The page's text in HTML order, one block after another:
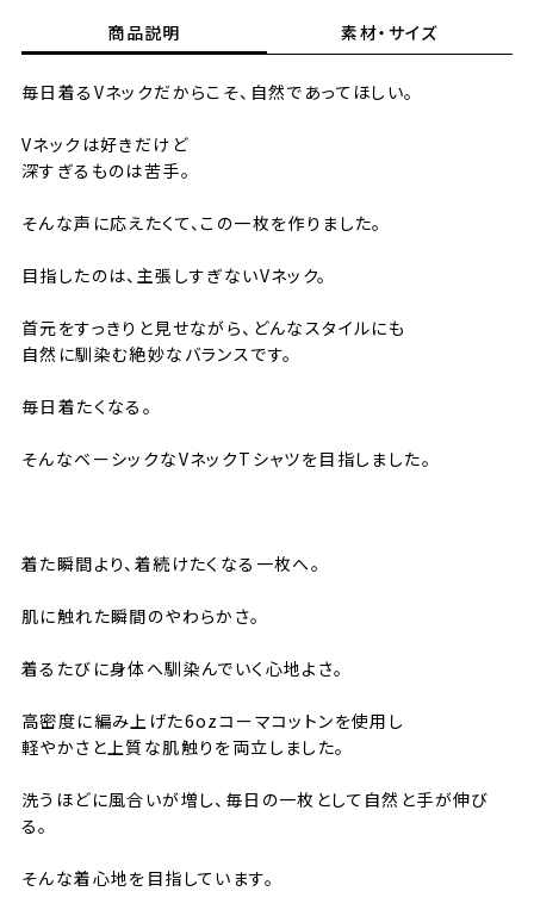
商品説明 素材・サイズ
毎日着るVネックだからこそ、自然であってほしい。
Vネックは好きだけど
深すぎるものは苦手。
そんな声に応えたくて、この一枚を作りました。
目指したのは、主張しすぎないVネック。
首元をすっきりと見せながら、どんなスタイルにも
自然に馴染む絶妙なバランスです。
毎日着たくなる。
そんなベーシックなVネックTシャツを目指しました。
着た瞬間より、着続けたくなる一枚へ。
肌に触れた瞬間のやわらかさ。
着るたびに身体へ馴染んでいく心地よさ。
高密度に編み上げた6ozコーマコットンを使用し
軽やかさと上質な肌触りを両立しました。
洗うほどに風合いが増し、毎日の一枚として自然と手が伸び
る。
そんな着心地を目指しています。